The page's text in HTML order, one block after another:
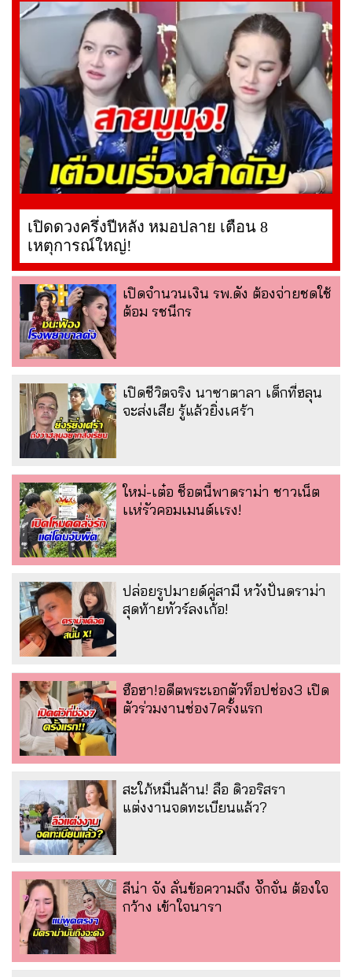
เปิดดวงครึ่งปีหลัง หมอปลาย เตือน 8
เหตุการณ์ใหญ่!
เปิดจำนวนเงิน รพ.ดัง ต้องจ่ายชดใช้
ต้อม รชนีกร
เปิดชีวิตจริง นาซาตาลา เด็กที่ฮลุน
จะส่งเสีย รู้แล้วยิ่งเศร้า
ใหม่-เต๋อ ช็อตนี้พาดราม่า ชาวเน็ต
เเห่รัวคอมเมนต์เเรง!
ปล่อยรูปมายด์คู่สามี หวังปั่นดราม่า
สุดท้ายทัวร์ลงเก้อ!
ฮือฮา!อดีตพระเอกตัวท็อปช่อง3 เปิด
ตัวร่วมงานช่อง7ครั้งแรก
สะใภ้หมื่นล้าน! ลือ ดิวอริสรา
แต่งงานจดทะเบียนแล้ว?
ลีน่า จัง ลั่นข้อความถึง จั๊กจั่น ต้องใจ
กว้าง เข้าใจนารา